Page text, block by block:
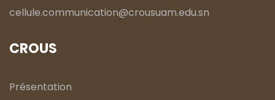
cellule.communication@crousuam.edu.sn
CROUS
Présentation